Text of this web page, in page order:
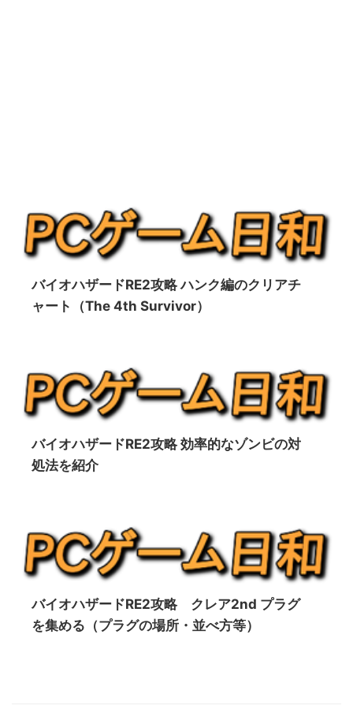
バイオハザードRE2攻略 ハンク編のクリアチ
ャート（The 4th Survivor）
バイオハザードRE2攻略 効率的なゾンビの対
処法を紹介
バイオハザードRE2攻略 クレア2nd プラグ
を集める（プラグの場所・並べ方等）